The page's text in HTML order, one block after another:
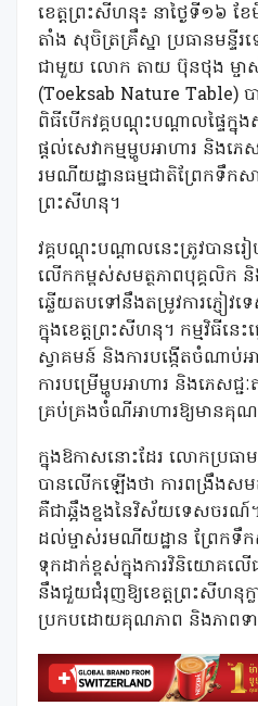
ខេត្តព្រះសីហនុ៖ នាថ្ងៃទី១៦ ខ
តាំង សុចិត្រគ្រឹស្នា ប្រធានមន្
ជាមួយ លោក តាយ ប៊ុនថុង ម្ចា
(Toeksab Nature Table) ប
ពិធីបើកវគ្គបណ្តុះបណ្តាលផ្ទៃក្នុ
ផ្តល់សេវាកម្មម្ហូបអាហារ និងភ
រមណីយដ្ឋានធម្មជាតិព្រែកទឹក
ព្រះសីហនុ។
វគ្គបណ្តុះបណ្តាលនេះត្រូវបា
លើកកម្ពស់សមត្ថភាពបុគ្គលិក និង
ឆ្លើយតបទៅនឹងតម្រូវការភ្ញៀវ
ក្នុងខេត្តព្រះសីហនុ។ កម្មវិធីន
ស្វាគមន៍ និងការបង្កើតចំណាប់
ការបម្រើម្ហូបអាហារ និងភេសជ្ជៈ
គ្រប់គ្រងចំណីអាហារឱ្យមានគុណ
ក្នុងឱកាសនោះដែរ លោកប្រធា
បានលើកឡើងថា ការពង្រឹងសមត្
គឺជាឆ្អឹងខ្នងនៃវិស័យទេសចរ
ដល់ម្ចាស់រមណីយដ្ឋាន ព្រែកទឹ
ទុកដាក់ខ្ពស់ក្នុងការវិនិយោគល
នឹងជួយជំរុញឱ្យខេត្តព្រះសីហនុ
ប្រកបដោយគុណភាព និងភាពទ